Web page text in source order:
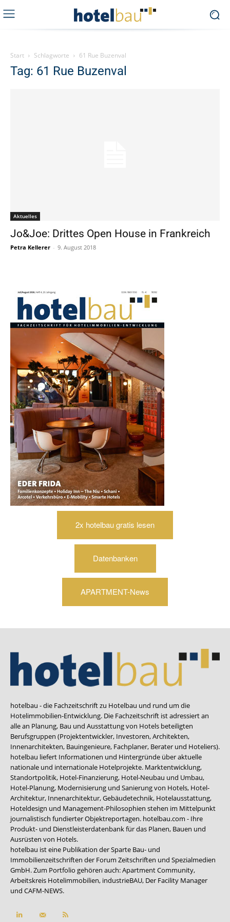
Start Schlagworte 61 Rue Buzenval
Tag: 61 Rue Buzenval
Aktuelles
Jo&Joe: Drittes Open House in Frankreich
Petra Kellerer - 9. August 2018
2x hotelbau gratis lesen
Datenbanken
APARTMENT-News
hotelbau - die Fachzeitschrift zu Hotelbau und rund um die
Hotelimmobilien-Entwicklung. Die Fachzeitschrift ist adressiert an
alle an Planung, Bau und Ausstattung von Hotels beteiligten
Berufsgruppen (Projektentwickler, Investoren, Architekten,
Innenarchitekten, Bauingenieure, Fachplaner, Berater und Hoteliers).
hotelbau liefert Informationen und Hintergründe über aktuelle
nationale und internationale Hotelprojekte. Marktentwicklung,
Standortpolitik, Hotel-Finanzierung, Hotel-Neubau und Umbau,
Hotel-Planung, Modernisierung und Sanierung von Hotels, Hotel-
Architektur, Innenarchitektur, Gebäudetechnik, Hotelausstattung,
Hoteldesign und Management-Philosophien stehen im Mittelpunkt
journalistisch fundierter Objektreportagen. hotelbau.com - Ihre
Produkt- und Dienstleisterdatenbank für das Planen, Bauen und
Ausrüsten von Hotels.
hotelbau ist eine Publikation der Sparte Bau- und
Immobilienzeitschriften der Forum Zeitschriften und Spezialmedien
GmbH. Zum Portfolio gehören auch:Apartment Community,
Arbeitskreis Hotelimmobilien, industrieBAU, Der Facility Manager
und CAFM-NEWS.